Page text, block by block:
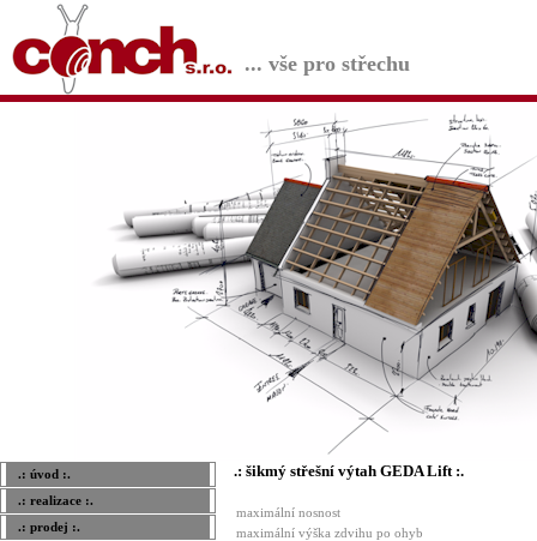
... vše pro střechu
.: úvod :.
.: realizace :.
.: prodej :.
.: šikmý střešní výtah GEDA Lift :.
maximální nosnost
maximální výška zdvihu po ohyb